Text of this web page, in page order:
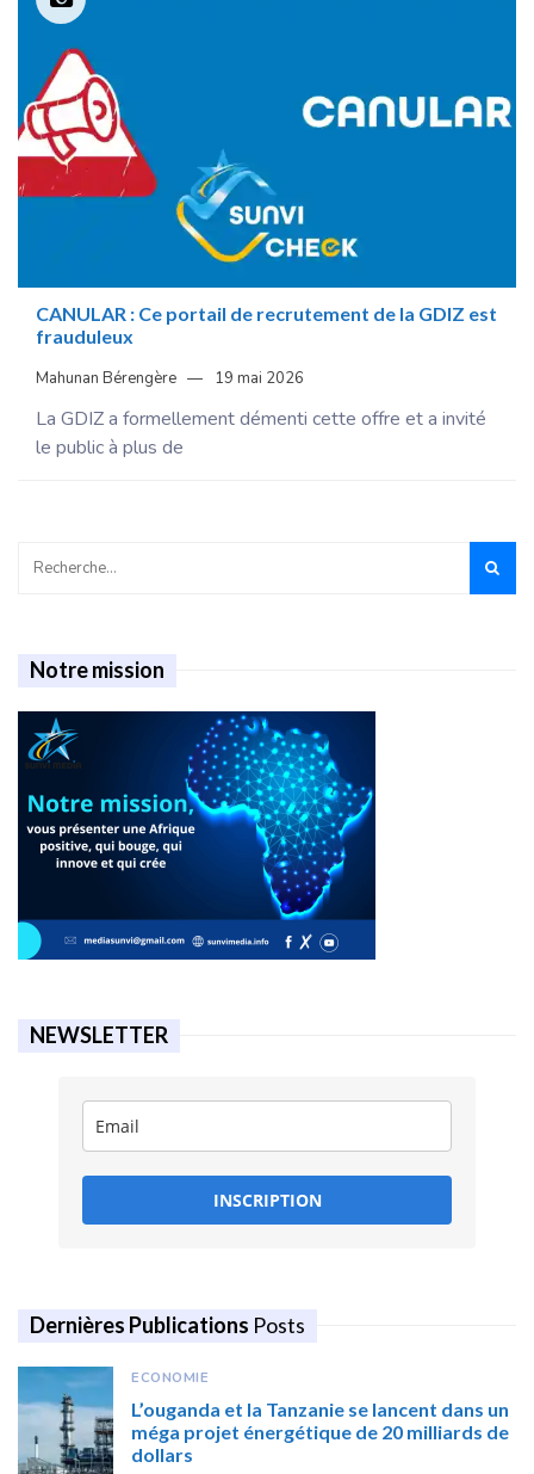
CANULAR : Ce portail de recrutement de la GDIZ est
frauduleux
Mahunan Bérengère 19 mai 2026
La GDIZ a formellement démenti cette offre et a invité
le public à plus de
Notre mission
NEWSLETTER
INSCRIPTION
Dernières Publications Posts
ECONOMIE
L’ouganda et la Tanzanie se lancent dans un
méga projet énergétique de 20 milliards de
dollars